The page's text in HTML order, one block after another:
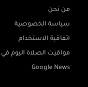
من نحن
سياسة الخصوصية
اتفاقية الاستخدام
مواقيت الصلاة اليوم
Google News